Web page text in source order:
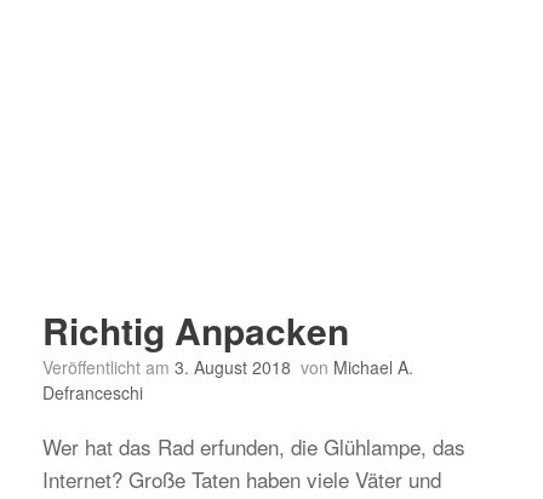
Richtig Anpacken
Veröffentlicht am 3. August 2018 von Michael A.
Defranceschi
Wer hat das Rad erfunden, die Glühlampe, das
Internet? Große Taten haben viele Väter und